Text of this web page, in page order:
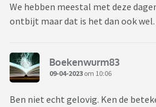
We hebben meestal met deze
ontbijt maar dat is het dan ook wel.
Boekenwurm83
09-04-2023 om 10:06
Ben niet echt gelovig. Ken de